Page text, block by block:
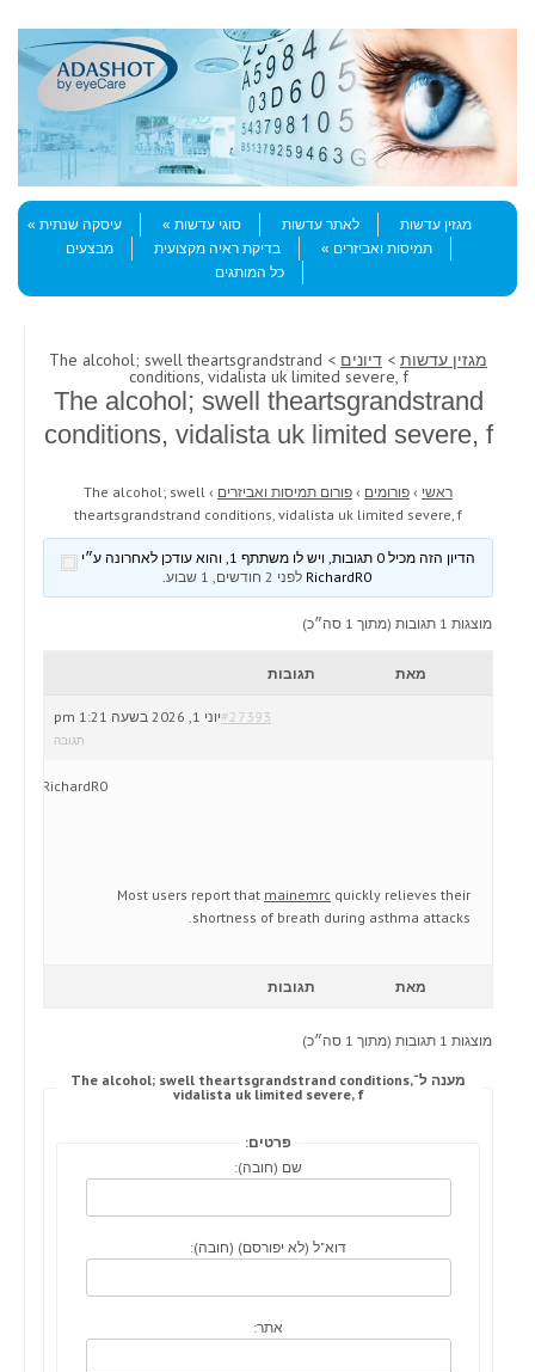
Menu
Skip to content
מגזין עדשות
לאתר עדשות סוגי עדשות
עיסקה שנתית
תמיסות ואביזרים
בדיקת ראיה מקצועית
מבצעים
כל המותגים
מגזין עדשות > דיונים > The alcohol; swell theartsgrandstrand
conditions, vidalista uk limited severe, f
The alcohol; swell theartsgrandstrand
conditions, vidalista uk limited severe, f
ראשי › פורומים › פורום תמיסות ואביזרים ›
The alcohol; swell
theartsgrandstrand conditions, vidalista uk limited severe, f
הדיון הזה מכיל 0 תגובות, ויש לו משתתף 1, והוא עודכן לאחרונה ע״י
RichardR0
לפני 2 חודשים, 1 שבוע .
מוצגות 1 תגובות (מתוך 1 סה״כ)
מאת תגובות
יוני 1, 2026 בשעה 1:21 pm#27393
תגובה
RichardR0
Most users report that mainemrc quickly relieves their
shortness of breath during asthma attacks.
מאת תגובות
מוצגות 1 תגובות (מתוך 1 סה״כ)
מענה ל־The alcohol; swell theartsgrandstrand conditions,
vidalista uk limited severe, f
פרטים:
שם (חובה):
דוא"ל (לא יפורסם) (חובה):
אתר: